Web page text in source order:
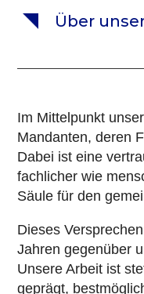
Über
Im Mittelpunkt
Mandanten, deren
Dabei ist eine
fachlicher wie
Säule für den
Dieses
Jahren gegenüber
Unsere Arbeit ist
geprägt,